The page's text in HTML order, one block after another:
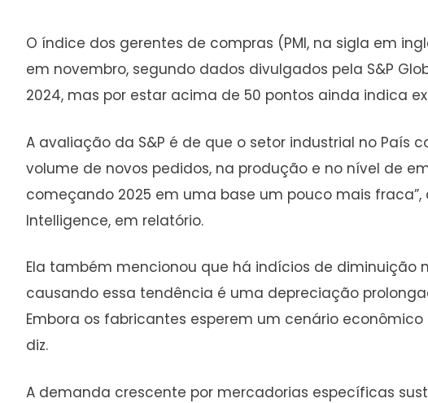
O índice dos gerentes de compras (PMI, na sigla em
em novembro, segundo dados divulgados pela S&P
2024, mas por estar acima de 50 pontos ainda indica
A avaliação da S&P é de que o setor industrial no
volume de novos pedidos, na produção e no nível de
começando 2025 em uma base um pouco mais
Intelligence, em relatório.
Ela também mencionou que há indícios de diminuição
causando essa tendência é uma depreciação
Embora os fabricantes esperem um cenário
diz.
A demanda crescente por mercadorias específicas